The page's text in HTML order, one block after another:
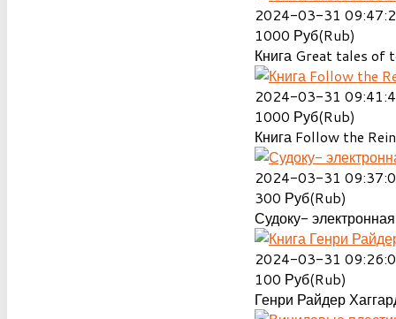
2024-03-31
1000 Руб(Rub)
Книга Great tales of
2024-03-31
1000 Руб(Rub)
Книга Follow the
2024-03-31
300 Руб(Rub)
Судоку-
2024-03-31
100 Руб(Rub)
Генри Райдер